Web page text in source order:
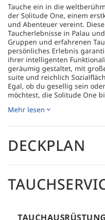
Tauche ein in die
der Solitude One, einem
und Abenteuer vereint.
Taucherlebnisse in Palau
Gruppen und erfahrenen
persönliches Erlebnis
ihrer intelligenten
geräumig gestaltet, mit
suite und reichlich
Egal, ob du gesellig sein
möchtest, die Solitude One
die es von anderen
und Shows, sowie
Größere Gäste werden das
speziellen
Computerstationen und
werden. Das Essen an Bord
bereichern, wobei der Koch
Mehr lesen
DECKPLAN
TAUCHAUSRÜSTUNG